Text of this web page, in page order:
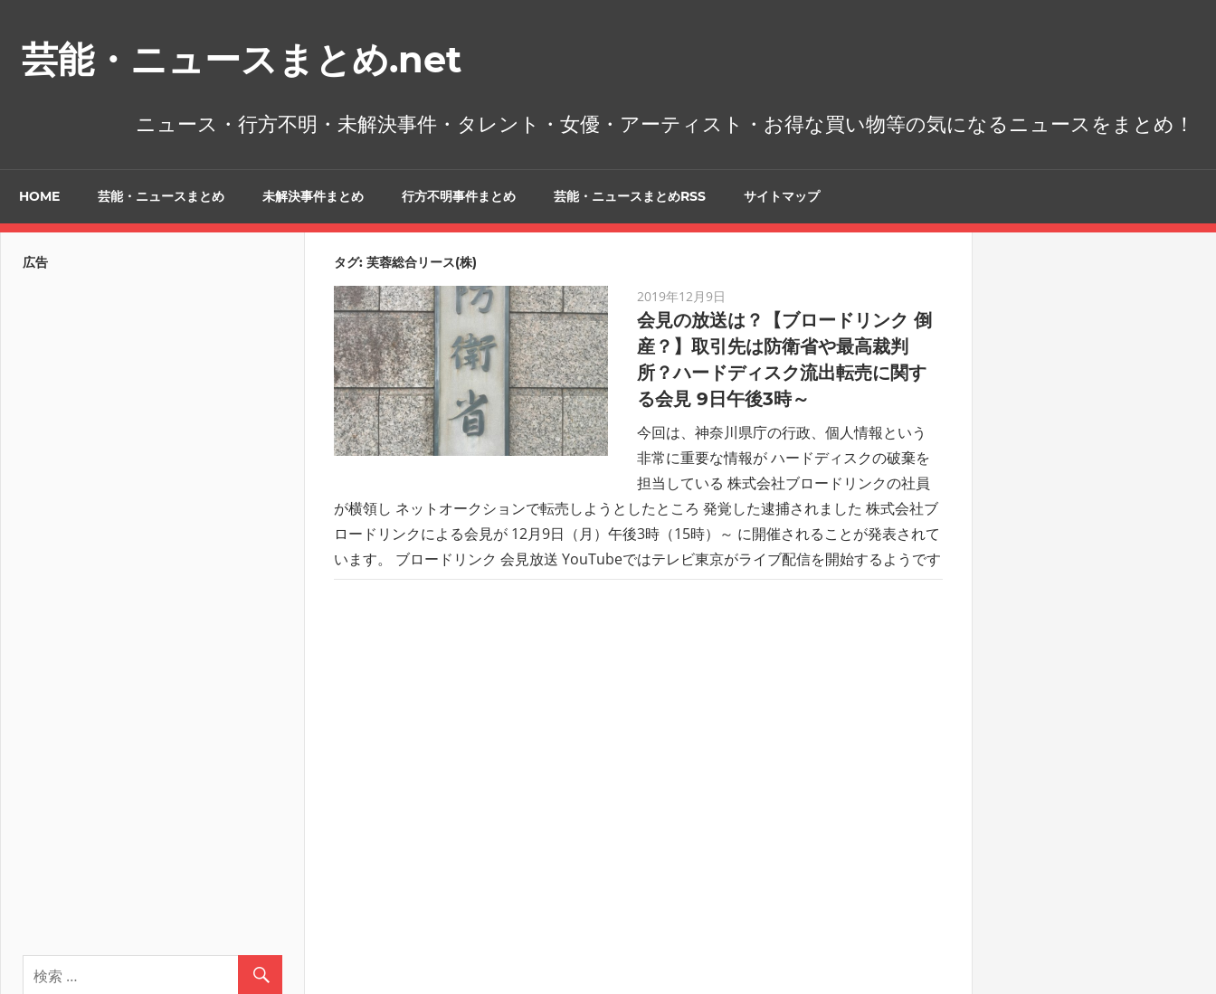
芸能・ニュースまとめ.net
ニュース・行方不明・未解決事件・タレント・女優・アーティスト・お得な買い物等の気になるニュースをまとめ！
HOME 芸能・ニュースまとめ 未解決事件まとめ 行方不明事件まとめ 芸能・ニュースまとめRSS サイトマップ
タグ: 芙蓉総合リース(株)
2019年12月9日
会見の放送は？【ブロードリンク 倒
産？】取引先は防衛省や最高裁判
所？ハードディスク流出転売に関す
る会見 9日午後3時～
今回は、神奈川県庁の行政、個人情報という
非常に重要な情報が ハードディスクの破棄を
担当している 株式会社ブロードリンクの社員
が横領し ネットオークションで転売しようとしたところ 発覚した逮捕されました 株式会社ブ
ロードリンクによる会見が 12月9日（月）午後3時（15時）～ に開催されることが発表されて
います。 ブロードリンク 会見放送 YouTubeではテレビ東京がライブ配信を開始するようです
広告